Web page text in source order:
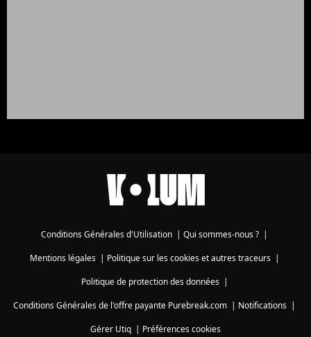
Conditions Générales d'Utilisation | Qui sommes-nous ? |
Mentions légales| Politique sur les cookies et autres traceurs|
Politique de protection des données|
Conditions Générales de l'offre payante Purebreak.com | Notifications |
Gérer Utiq | Préférences cookies